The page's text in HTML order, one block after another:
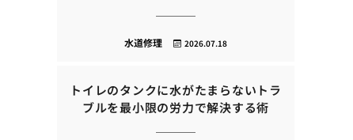
2026.07.18
水道修理
トイレのタンクに水がたまらないトラ
ブルを最小限の労力で解決する術